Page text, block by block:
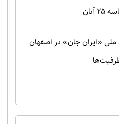
ملی «ایران جان» در اصفهان